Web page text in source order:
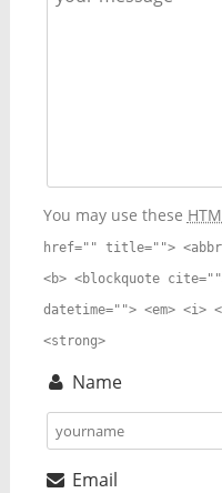
You may use these
href="" title="">
<b> <blockquote
datetime=""> <em>
<strong>
Name
Email